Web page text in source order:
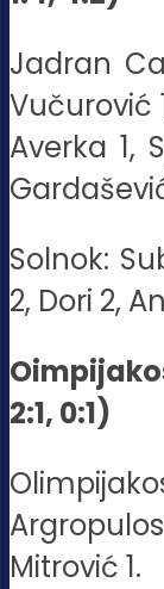
Jadran
Vučurović
Averka 1,
Solnok:
2, Dori 2,
2:1, 0:1)
Mitrović 1.